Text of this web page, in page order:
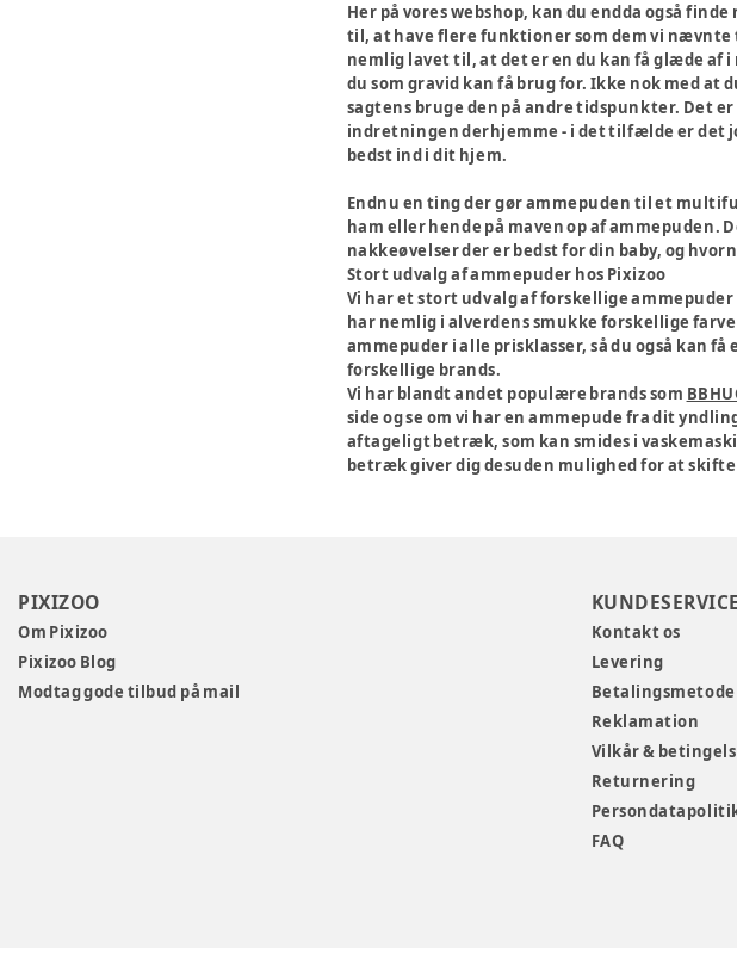
Her på vores webshop, kan du endda også
til, at have flere funktioner som dem vi
nemlig lavet til, at det er en du kan få glæde af
du som gravid kan få brug for. Ikke nok med at
sagtens bruge den på andre tidspunkter. Det
indretningen derhjemme - i det tilfælde er det
bedst ind i dit hjem.
Endnu en ting der gør ammepuden til et
ham eller hende på maven op af ammepuden.
nakkeøvelser der er bedst for din baby, og
Stort udvalg af ammepuder hos Pixizoo
Vi har et stort udvalg af forskellige ammepuder
har nemlig i alverdens smukke forskellige
ammepuder i alle prisklasser, så du også kan
forskellige brands.
Vi har blandt andet populære brands som
side og se om vi har en ammepude fra dit
aftageligt betræk, som kan smides i
betræk giver dig desuden mulighed for at
PIXIZOO
Om Pixizoo
Pixizoo Blog
Modtag gode tilbud på mail
KUNDESERVICE
Kontakt os
Levering
Reklamation
Vilkår &
Returnering
FAQ